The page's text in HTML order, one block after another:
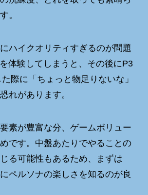
。
ハイクオリティすぎるのが問題
体験してしまうと、その後にP3
際に「ちょっと物足りないな」
れがあります。
素が豊富な分、ゲームボリュー
です。中盤あたりでやることの
る可能性もあるため、まずは
ペルソナの楽しさを知るのが良